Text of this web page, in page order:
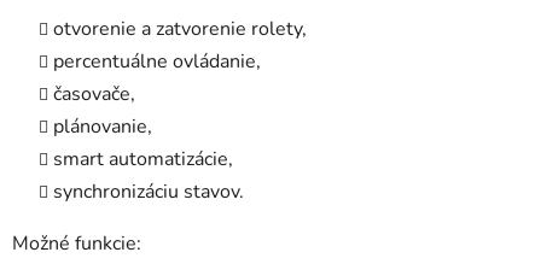
otvorenie a zatvorenie rolety,
percentuálne ovládanie,
časovače,
plánovanie,
smart automatizácie,
synchronizáciu stavov.
Možné funkcie: